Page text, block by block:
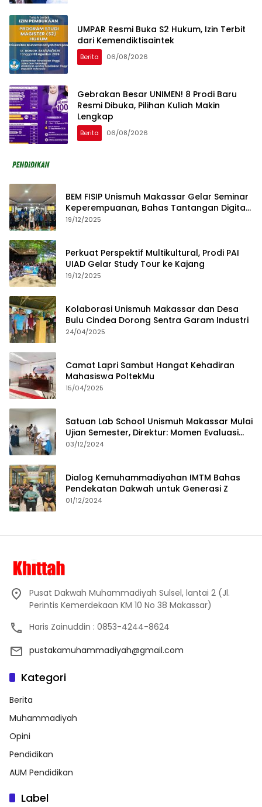
UMPAR Resmi Buka S2 Hukum, Izin Terbit
dari Kemendiktisaintek
Berita 06/08/2026
Gebrakan Besar UNIMEN! 8 Prodi Baru
Resmi Dibuka, Pilihan Kuliah Makin
Lengkap
Berita 06/08/2026
BEM FISIP Unismuh Makassar Gelar Seminar
Keperempuanan, Bahas Tantangan Digital
dan Budaya Lokal
19/12/2025
Perkuat Perspektif Multikultural, Prodi PAI
UIAD Gelar Study Tour ke Kajang
19/12/2025
Kolaborasi Unismuh Makassar dan Desa
Bulu Cindea Dorong Sentra Garam Industri
24/04/2025
Camat Lapri Sambut Hangat Kehadiran
Mahasiswa PoltekMu
15/04/2025
Satuan Lab School Unismuh Makassar Mulai
Ujian Semester, Direktur: Momen Evaluasi
Proses Pembelajaran
03/12/2024
Dialog Kemuhammadiyahan IMTM Bahas
Pendekatan Dakwah untuk Generasi Z
01/12/2024
Pusat Dakwah Muhammadiyah Sulsel, lantai 2 (Jl.
Perintis Kemerdekaan KM 10 No 38 Makassar)
Haris Zainuddin : 0853-4244-8624
pustakamuhammadiyah@gmail.com
Kategori
Berita
Muhammadiyah
Opini
Pendidikan
AUM Pendidikan
Label